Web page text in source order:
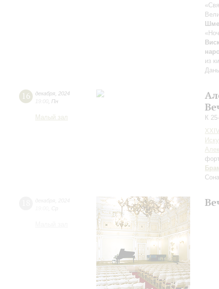
из
16 декабря 2024
19:00 Пн
Малый зал
К